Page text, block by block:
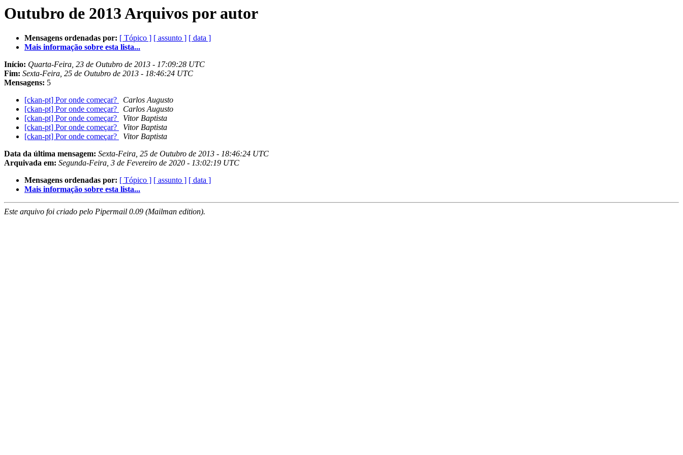
Outubro de 2013 Arquivos por autor
Mensagens ordenadas por: [ Tópico ] [ assunto ] [ data ]
Mais informação sobre esta lista...
Início: Quarta-Feira, 23 de Outubro de 2013 - 17:09:28 UTC
Fim: Sexta-Feira, 25 de Outubro de 2013 - 18:46:24 UTC
Mensagens: 5
[ckan-pt] Por onde começar?
Carlos Augusto
[ckan-pt] Por onde começar?
Carlos Augusto
[ckan-pt] Por onde começar?
Vitor Baptista
[ckan-pt] Por onde começar?
Vitor Baptista
[ckan-pt] Por onde começar?
Vitor Baptista
Data da última mensagem: Sexta-Feira, 25 de Outubro de 2013 - 18:46:24 UTC
Arquivada em: Segunda-Feira, 3 de Fevereiro de 2020 - 13:02:19 UTC
Mensagens ordenadas por: [ Tópico ] [ assunto ] [ data ]
Mais informação sobre esta lista...
Este arquivo foi criado pelo Pipermail 0.09 (Mailman edition).